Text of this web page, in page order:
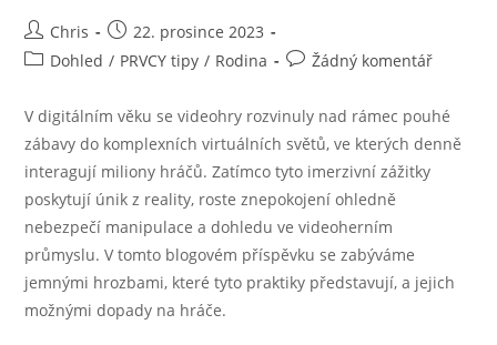
Chris
22. prosince 2023
Dohled / PRVCY tipy / Rodina Žádný komentář
V digitálním věku se videohry rozvinuly nad rámec pouhé
zábavy do komplexních virtuálních světů, ve kterých denně
interagují miliony hráčů. Zatímco tyto imerzivní zážitky
poskytují únik z reality, roste znepokojení ohledně
nebezpečí manipulace a dohledu ve videoherním
průmyslu. V tomto blogovém příspěvku se zabýváme
jemnými hrozbami, které tyto praktiky představují, a jejich
možnými dopady na hráče.